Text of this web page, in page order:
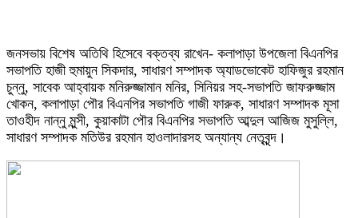
জনসভায় বিশেষ অতিথি হিসেবে বক্তব্য রাখেন- কলাপাড়া উপজেলা বিএনপির
সভাপতি হাজী হুমায়ুন সিকদার, সাধারণ সম্পাদক অ্যাডভোকেট হাফিজুর রহমান
চুন্নু, সাবেক আহ্বায়ক মনিরুজ্জামান মনির, সিনিয়র সহ-সভাপতি জাফরুজ্জাম
খোকন, কলাপাড়া পৌর বিএনপির সভাপতি গাজী ফারুক, সাধারণ সম্পাদক মূসা
তাওহীদ নান্নু মুন্সী, কুয়াকাটা পৌর বিএনপির সভাপতি আব্দুল আজিজ মুসুল্লি,
সাধারণ সম্পাদক মতিউর রহমান হাওলাদারসহ অন্যান্য নেতৃবৃন্দ।